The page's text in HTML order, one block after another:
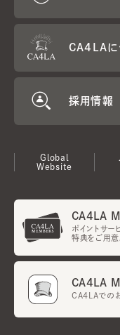
CA4LAに
採用情報
Global
Website
CA4LA
ポイントサー
特典をご用意
CA4LA
CA4LAでのお